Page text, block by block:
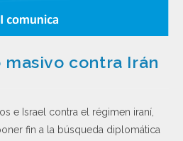
contra Irán
e Israel contra el régimen iraní,
fin a la búsqueda diplomática